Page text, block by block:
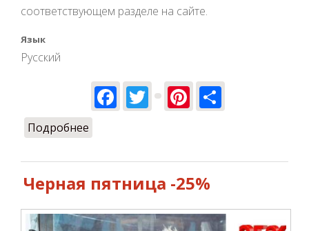
соответствующем разделе на сайте.
Язык
Русский
Facebook
TwitterPinterest
Подробнее
Черная пятница -25%